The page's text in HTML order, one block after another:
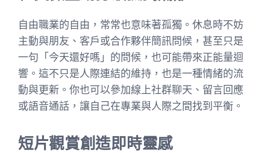
自由職業的自由，常常也意味著孤獨。休息時不妨
主動與朋友、客戶或合作夥伴簡訊問候，甚至只是
一句「今天還好嗎」的問候，也可能帶來正能量迴
響。這不只是人際連結的維持，也是一種情緒的流
動與更新。你也可以參加線上社群聊天、留言回應
或語音通話，讓自己在專業與人際之間找到平衡。
短片觀賞創造即時靈感